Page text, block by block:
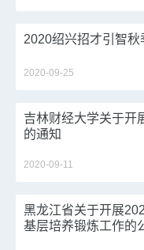
2020绍兴招才引智秋
2020-09-25
吉林财经大学关于开
的通知
2020-09-11
黑龙江省关于开展
基层培养锻炼工作的